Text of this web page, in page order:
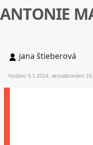
ANTONIE
jana štieberová
Vydáno 9.1.2014, aktualizováno